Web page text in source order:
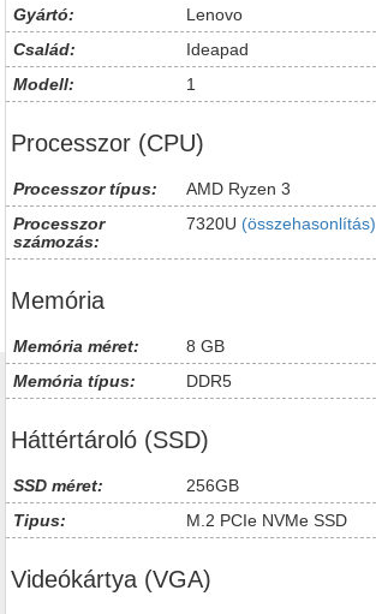
Gyártó:
Lenovo
Család:
Ideapad
Modell:
1
Processzor (CPU)
Processzor típus:
AMD Ryzen 3
Processzor
számozás:
7320U (összehasonlítás)
Memória
Memória méret:
8 GB
Memória típus:
DDR5
Háttértároló (SSD)
SSD méret:
256GB
Tipus:
M.2 PCIe NVMe SSD
Videókártya (VGA)